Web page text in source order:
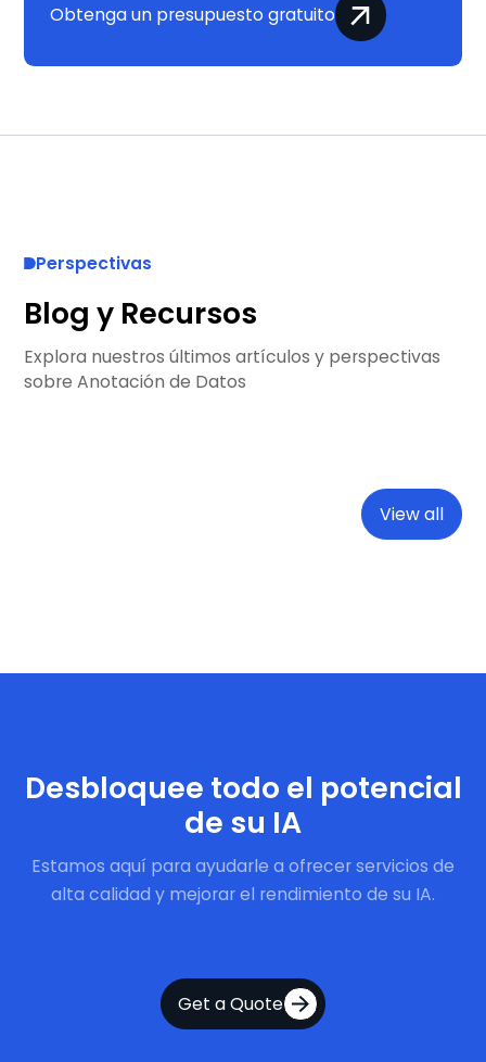
Obtenga un presupuesto gratuito
Perspectivas
Blog y Recursos
Explora nuestros últimos artículos y perspectivas
sobre Anotación de Datos
View all
Desbloquee todo el potencial
de su IA
Estamos aquí para ayudarle a ofrecer servicios de
alta calidad y mejorar el rendimiento de su IA.
Get a Quote